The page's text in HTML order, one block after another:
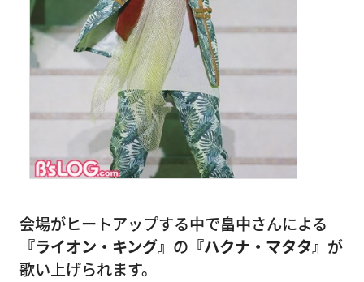
会場がヒートアップする中で畠中さんによる
『ライオン・キング』 の 『ハクナ・マタタ』 が
歌い上げられます。